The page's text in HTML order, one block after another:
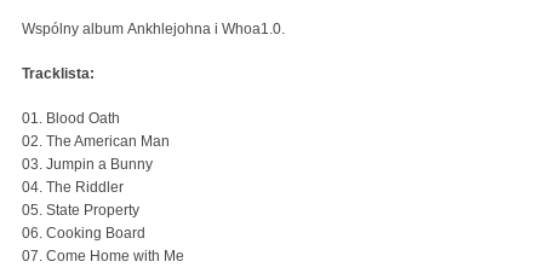
Wspólny album Ankhlejohna i Whoa1.0.
Tracklista:
01. Blood Oath
02. The American Man
03. Jumpin a Bunny
04. The Riddler
05. State Property
06. Cooking Board
07. Come Home with Me